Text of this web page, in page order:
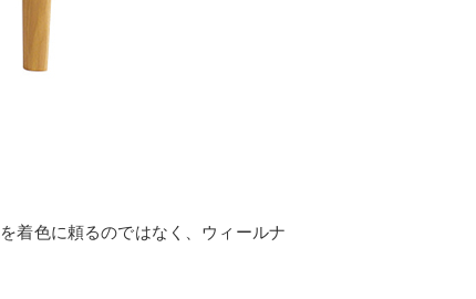
着色に頼るのではなく、ウィールナ